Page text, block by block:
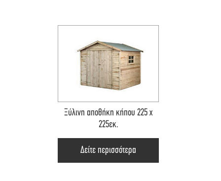
Ξύλινη αποθήκη κήπου 225 x
225εκ.
Δείτε περισσότερα